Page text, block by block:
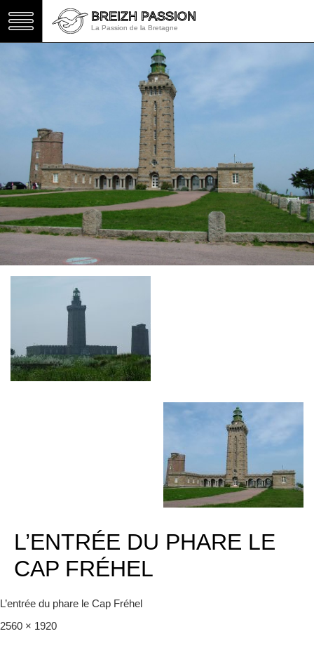
BREIZH PASSION
La Passion de la Bretagne
L’ENTRÉE DU PHARE LE
CAP FRÉHEL
L’entrée du phare le Cap Fréhel
Full
2560 × 1920
BREIZH PASSION
La Passion de la Bretagne